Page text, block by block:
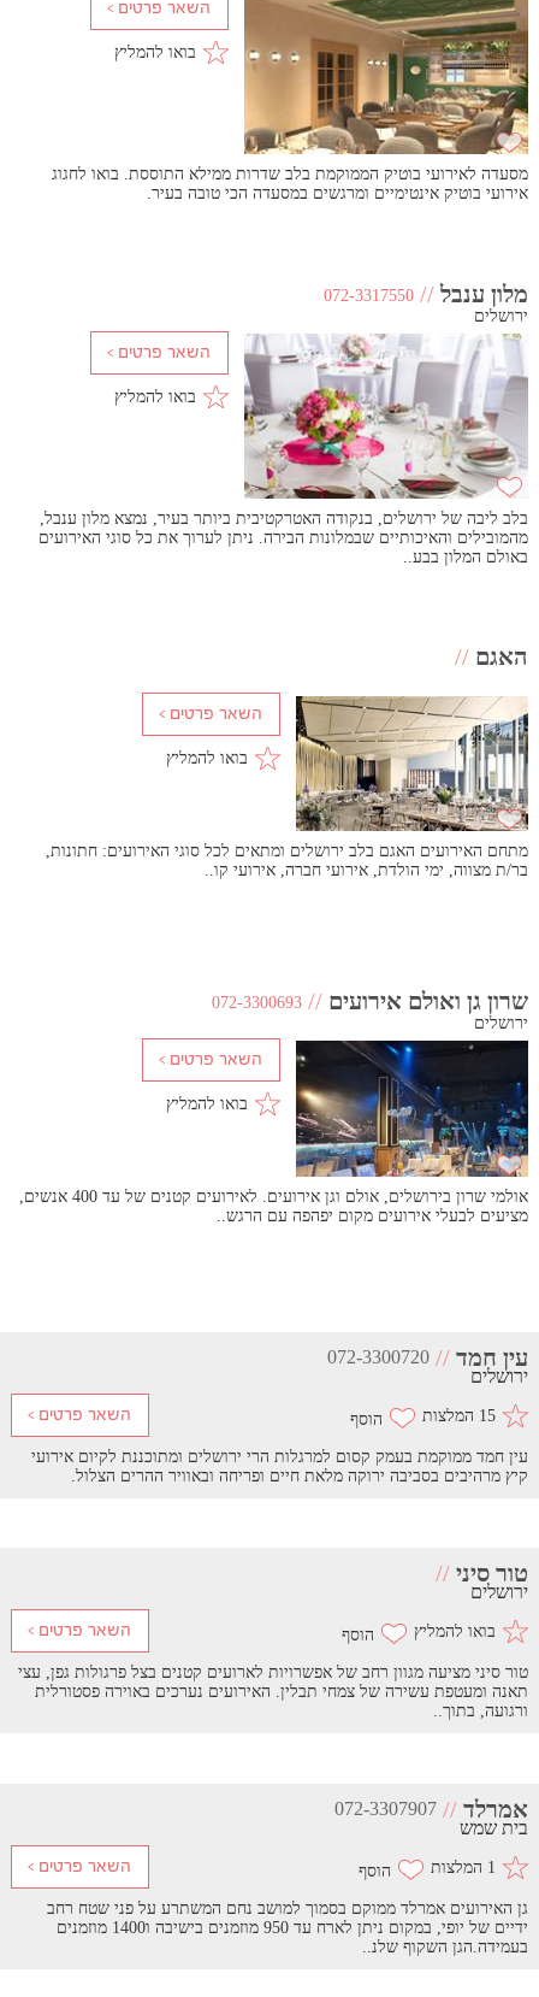
בואו להמליץ
מסעדה לאירועי בוטיק הממוקמת בלב שדרות ממילא התוססת. בואו לחגוג
אירועי בוטיק אינטימיים ומרגשים במסעדה הכי טובה בעיר.
מלון ענבל //
072-3317550
ירושלים
בואו להמליץ
בלב ליבה של ירושלים, בנקודה האטרקטיבית ביותר בעיר, נמצא מלון ענבל,
מהמובילים והאיכותיים שבמלונות הבירה. ניתן לערוך את כל סוגי האירועים
באולם המלון בבע..
האגם //
בואו להמליץ
מתחם האירועים האגם בלב ירושלים ומתאים לכל סוגי האירועים: חתונות,
בר/ת מצווה, ימי הולדת, אירועי חברה, אירועי קו..
שרון גן ואולם אירועים //
072-3300693
ירושלים
בואו להמליץ
אולמי שרון בירושלים, אולם וגן אירועים. לאירועים קטנים של עד 400 אנשים,
מציעים לבעלי אירועים מקום יפהפה עם הרגש..
עין חמד //
072-3300720
ירושלים
15 המלצות
עין חמד ממוקמת בעמק קסום למרגלות הרי ירושלים ומתוכננת לקיום אירועי
קיץ מרהיבים בסביבה ירוקה מלאת חיים ופריחה ובאוויר ההרים הצלול.
טור סיני //
ירושלים
בואו להמליץ
טור סיני מציעה מגוון רחב של אפשרויות לארועים קטנים בצל פרגולות גפן, עצי
תאנה ומעטפת עשירה של צמחי תבלין. האירועים נערכים באוירה פסטורלית
ורגועה, בתוך..
אמרלד //
072-3307907
בית שמש
1 המלצות
גן האירועים אמרלד ממוקם בסמוך למושב נחם המשתרע על פני שטח רחב
ידיים של יופי, במקום ניתן לארח עד 950 מוזמנים בישיבה ו1400 מוזמנים
בעמידה.​הגן השקוף שלנ..